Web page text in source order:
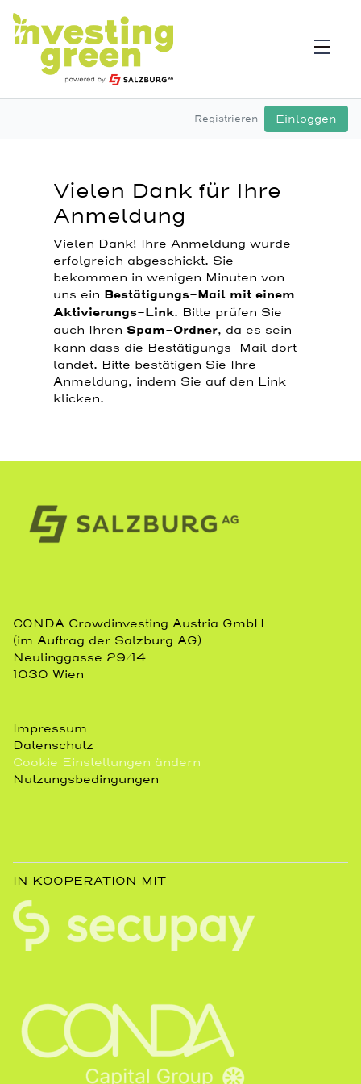
Registrieren Einloggen
Vielen Dank für Ihre
Anmeldung
Vielen Dank! Ihre Anmeldung wurde
erfolgreich abgeschickt. Sie
bekommen in wenigen Minuten von
uns ein Bestätigungs-Mail mit einem
Aktivierungs-Link. Bitte prüfen Sie
auch Ihren Spam-Ordner, da es sein
kann dass die Bestätigungs-Mail dort
landet. Bitte bestätigen Sie Ihre
Anmeldung, indem Sie auf den Link
klicken.
CONDA Crowdinvesting Austria GmbH
(im Auftrag der Salzburg AG)
Neulinggasse 29/14
1030 Wien
Impressum
Datenschutz
Cookie Einstellungen ändern
Nutzungsbedingungen
IN KOOPERATION MIT